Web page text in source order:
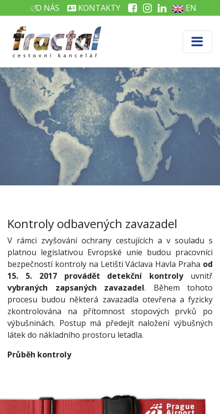
O NÁS KONTAKTY EN
Kontroly odbavených zavazadel
V rámci zvyšování ochrany cestujících a v souladu s
platnou legislativou Evropské unie budou pracovníci
bezpečností kontroly na Letišti Václava Havla Praha od
15. 5. 2017 provádět detekční kontrolyuvnitř
vybraných zapsaných zavazadel. Během tohoto
procesu budou některá zavazadla otevřena a fyzicky
zkontrolována na přítomnost stopových prvků po
výbušninách. Postup má předejít naložení výbušných
látek do nákladního prostoru letadla.
Průběh kontroly